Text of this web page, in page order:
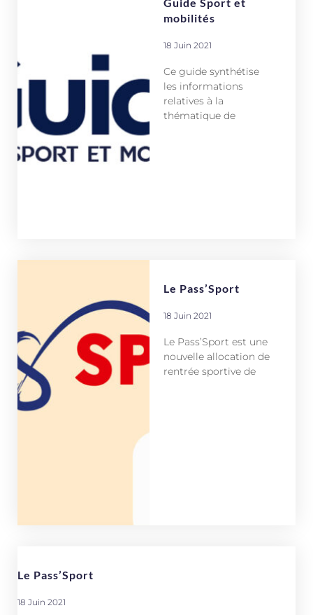
Guide Sport et
mobilités
18 Juin 2021
Ce guide synthétise
les informations
relatives à la
thématique de
Le Pass’Sport
18 Juin 2021
Le Pass’Sport est une
nouvelle allocation de
rentrée sportive de
Le Pass’Sport
18 Juin 2021